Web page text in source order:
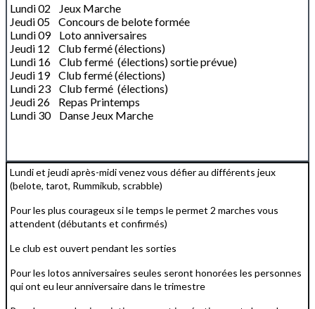
Lundi 02 Jeux Marche
Jeudi 05 Concours de belote formée
Lundi 09 Loto anniversaires
Jeudi 12 Club fermé (élections)
Lundi 16 Club fermé (élections) sortie prévue)
Jeudi 19 Club fermé (élections)
Lundi 23 Club fermé (élections)
Jeudi 26 Repas Printemps
Lundi 30 Danse Jeux Marche
Lundi et jeudi après-midi venez vous défier au différents jeux
(belote, tarot, Rummikub, scrabble)
Pour les plus courageux si le temps le permet 2 marches vous
attendent (débutants et confirmés)
Le club est ouvert pendant les sorties
Pour les lotos anniversaires seules seront honorées les personnes
qui ont eu leur anniversaire dans le trimestre